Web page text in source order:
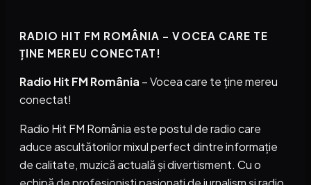
RADIO HIT FM ROMÂNIA – VOCEA CARE TE
ȚINE MEREU CONECTAT!
Radio Hit FM România – Vocea care te ține mereu
conectat!
Radio Hit FM România este postul de radio care
aduce ascultătorilor mixul perfect dintre informație
de calitate, muzică actuală și divertisment. Cu o